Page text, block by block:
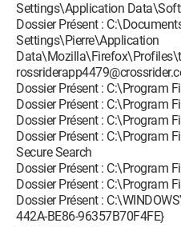
Settings\Application
Dossier Présent :
Settings\Pierre\Application
Dossier Présent : C:\Program
Dossier Présent : C:\Program
Dossier Présent : C:\Program
Dossier Présent : C:\Program
Secure Search
Dossier Présent : C:\Program
Dossier Présent : C:\Program
Dossier Présent :
442A-BE86-96357B70F4FE}